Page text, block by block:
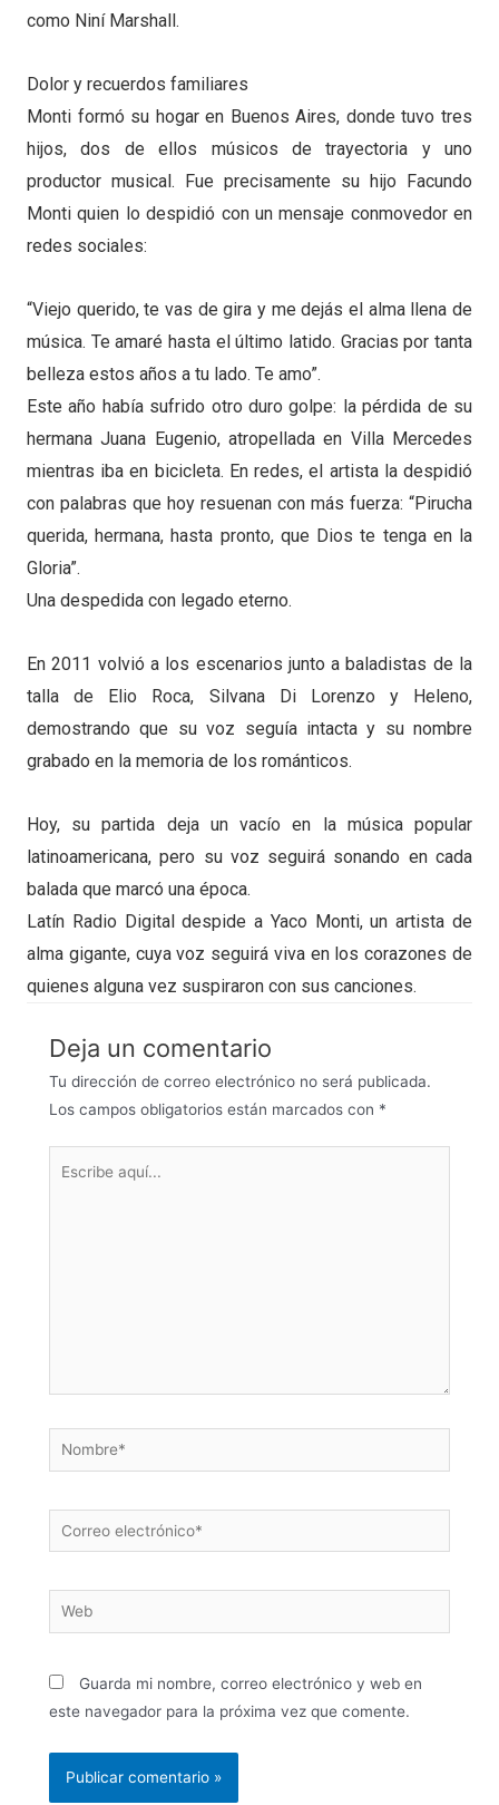
como Niní Marshall.
Dolor y recuerdos familiares
Monti formó su hogar en Buenos Aires, donde tuvo tres
hijos, dos de ellos músicos de trayectoria y uno
productor musical. Fue precisamente su hijo Facundo
Monti quien lo despidió con un mensaje conmovedor en
redes sociales:
“Viejo querido, te vas de gira y me dejás el alma llena de
música. Te amaré hasta el último latido. Gracias por tanta
belleza estos años a tu lado. Te amo”.
Este año había sufrido otro duro golpe: la pérdida de su
hermana Juana Eugenio, atropellada en Villa Mercedes
mientras iba en bicicleta. En redes, el artista la despidió
con palabras que hoy resuenan con más fuerza: “Pirucha
querida, hermana, hasta pronto, que Dios te tenga en la
Gloria”.
Una despedida con legado eterno.
En 2011 volvió a los escenarios junto a baladistas de la
talla de Elio Roca, Silvana Di Lorenzo y Heleno,
demostrando que su voz seguía intacta y su nombre
grabado en la memoria de los románticos.
Hoy, su partida deja un vacío en la música popular
latinoamericana, pero su voz seguirá sonando en cada
balada que marcó una época.
Latín Radio Digital despide a Yaco Monti, un artista de
alma gigante, cuya voz seguirá viva en los corazones de
quienes alguna vez suspiraron con sus canciones.
Deja un comentario
Tu dirección de correo electrónico no será publicada.
Los campos obligatorios están marcados con *
Guarda mi nombre, correo electrónico y web en
este navegador para la próxima vez que comente.